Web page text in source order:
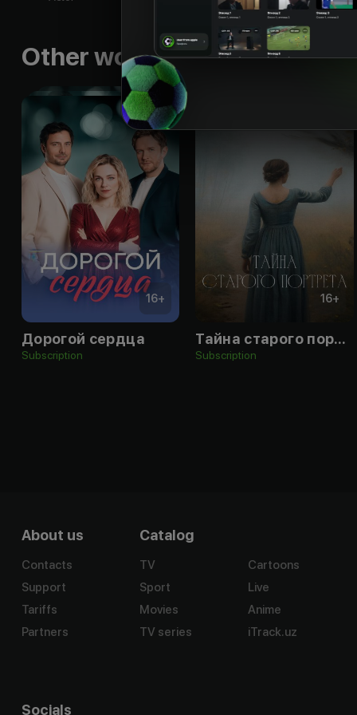
Other works by the director
16+
Дорогой сердца
Subscription
16+
Тайна старого портрета
Subscription
About us
Contacts
Support
Tariffs
Partners
Catalog
TV
Sport
Movies
TV series
Cartoons
Live
Anime
iTrack.uz
Socials